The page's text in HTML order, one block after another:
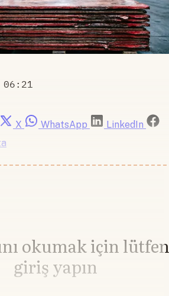
06:21
X WhatsApp
LinkedIn
okumak için lütfen
giriş yapın